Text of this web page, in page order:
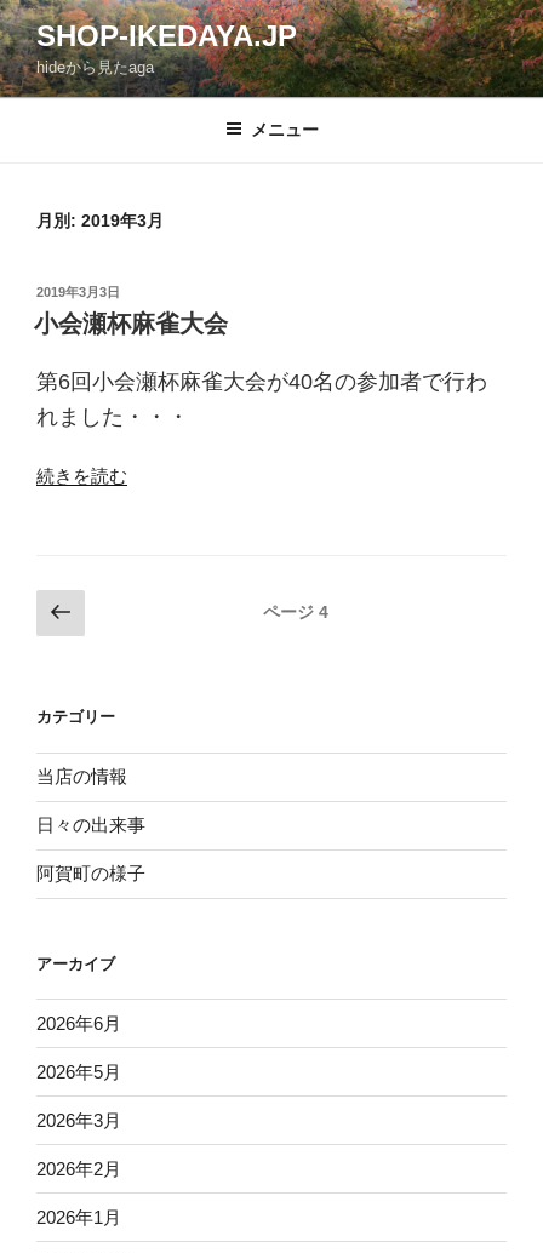
コ
ン
テ
ン
SHOP-IKEDAYA.JP
hideから見たaga
メニュー
月別: 2019年3月
投
稿
日:
2019年3月3日
小会瀬杯麻雀大会
第6回小会瀬杯麻雀大会が40名の参加者で行わ
れました・・・
“小
麻
雀
の
続きを読む
投
稿
ビ
ー
シ
ョ
ン
の
ジ
ページ 4
カテゴリー
当店の情報
日々の出来事
阿賀町の様子
アーカイブ
2026年6月
2026年5月
2026年3月
2026年2月
2026年1月